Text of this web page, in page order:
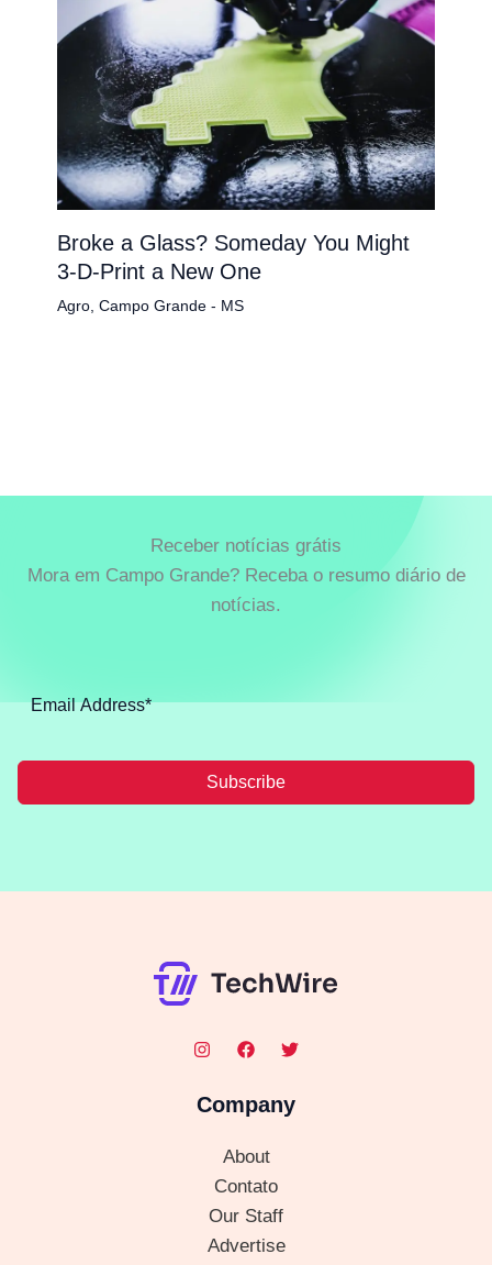
Broke a Glass? Someday You Might
3-D-Print a New One
Agro, Campo Grande - MS
Receber notícias grátis
Mora em Campo Grande? Receba o resumo diário de
notícias.
Subscribe
Company
About
Contato
Our Staff
Advertise